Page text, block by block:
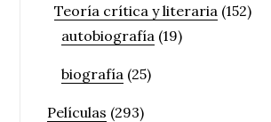
Teoría crítica y literaria (152)
autobiografía (19)
biografía (25)
Películas (293)